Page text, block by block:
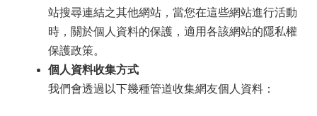
站搜尋連結之其他網站，當您在這些網站進行活動
時，關於個人資料的保護，適用各該網站的隱私權
保護政策。
個人資料收集方式
我們會透過以下幾種管道收集網友個人資料：